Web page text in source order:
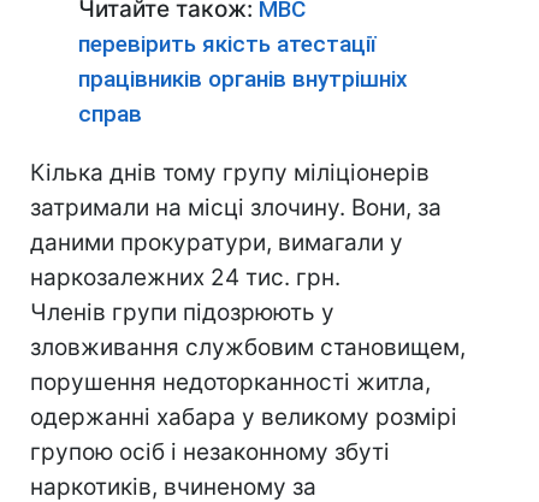
Читайте також: МВС
перевірить якість атестації
працівників органів внутрішніх
справ
Кілька днів тому групу міліціонерів
затримали на місці злочину. Вони, за
даними прокуратури, вимагали у
наркозалежних 24 тис. грн.
Членів групи підозрюють у
зловживання службовим становищем,
порушення недоторканності житла,
одержанні хабара у великому розмірі
групою осіб і незаконному збуті
наркотиків, вчиненому за